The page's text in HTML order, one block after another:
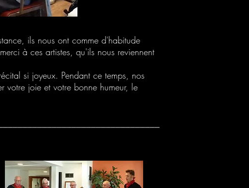
ils nous ont comme d'habitude
à ces artistes, qu'ils nous reviennent
si joyeux. Pendant ce temps, nos
votre joie et votre bonne humeur, le